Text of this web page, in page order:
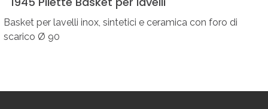
Basket per lavelli inox, sintetici e ceramica con foro di
scarico Ø 90